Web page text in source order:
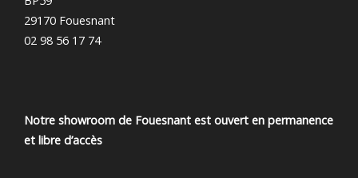
29170 Fouesnant
02 98 56 17 74
Notre showroom de Fouesnant est ouvert en permanence
et libre d’accès